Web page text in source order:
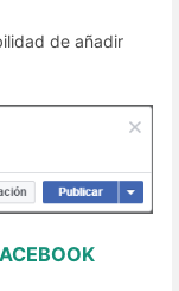
de añadir